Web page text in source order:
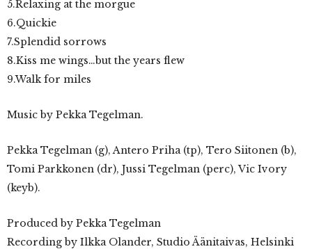
5.Relaxing at the morgue
6.Quickie
7.Splendid sorrows
8.Kiss me wings…but the years flew
9.Walk for miles
Music by Pekka Tegelman.
Pekka Tegelman (g), Antero Priha (tp), Tero Siitonen (b),
Tomi Parkkonen (dr), Jussi Tegelman (perc), Vic Ivory
(keyb).
Produced by Pekka Tegelman
Recording by Ilkka Olander, Studio Äänitaivas, Helsinki